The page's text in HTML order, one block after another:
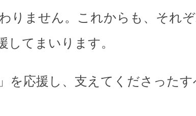
りません。これからも、それ
してまいります。
を応援し、支えてくださった